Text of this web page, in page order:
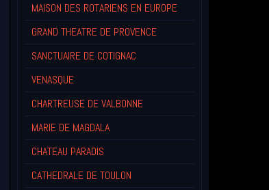
MAISON DES ROTARIENS EN EUROPE
GRAND THEATRE DE PROVENCE
SANCTUAIRE DE COTIGNAC
VENASQUE
CHARTREUSE DE VALBONNE
MARIE DE MAGDALA
CHATEAU PARADIS
CATHEDRALE DE TOULON